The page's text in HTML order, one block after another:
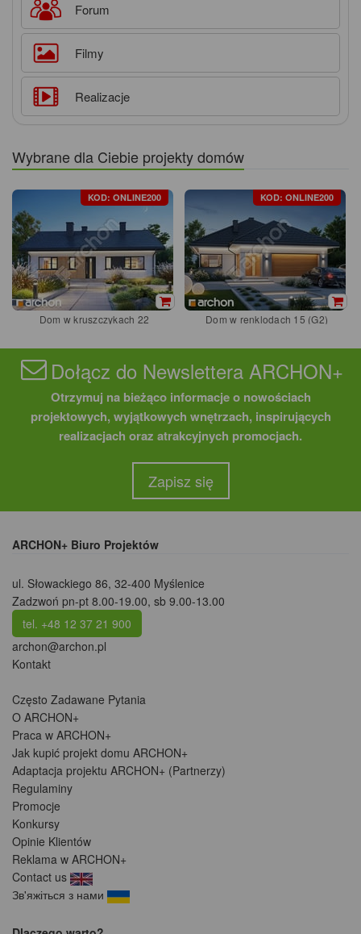
Forum
Filmy
Realizacje
Wybrane dla Ciebie projekty domów
KOD: ONLINE200
Dom w kruszczykach 22
KOD: ONLINE200
Dom w renklodach 15 (G2)
Dołącz do Newslettera ARCHON+
Otrzymuj na bieżąco informacje o nowościach
projektowych, wyjątkowych wnętrzach, inspirujących
realizacjach oraz atrakcyjnych promocjach.
Zapisz się
ARCHON+ Biuro Projektów
ul. Słowackiego 86, 32-400 Myślenice
Zadzwoń pn-pt 8.00-19.00, sb 9.00-13.00
tel. +48 12 37 21 900
archon@archon.pl
Kontakt
Często Zadawane Pytania
O ARCHON+
Praca w ARCHON+
Jak kupić projekt domu ARCHON+
Adaptacja projektu ARCHON+ (Partnerzy)
Regulaminy
Promocje
Konkursy
Opinie Klientów
Reklama w ARCHON+
Contact us
Зв'яжіться з нами